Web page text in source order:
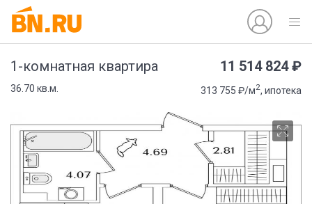
1-комнатная квартира 11 514 824 ₽
36.70 кв.м. 313 755 ₽/м2, ипотека